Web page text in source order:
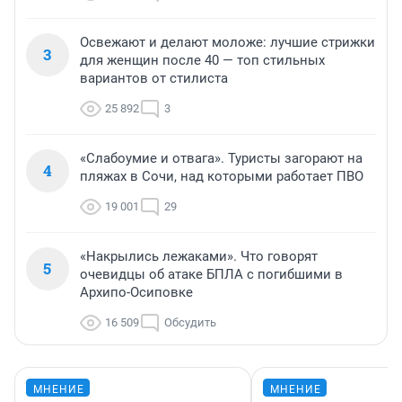
3
Освежают и делают моложе: лучшие стрижки
для женщин после 40 — топ стильных
вариантов от стилиста
25 892 3
4
«Слабоумие и отвага». Туристы загорают на
пляжах в Сочи, над которыми работает ПВО
19 001 29
5
«Накрылись лежаками». Что говорят
очевидцы об атаке БПЛА с погибшими в
Архипо-Осиповке
16 509 Обсудить
МНЕНИЕ МНЕНИЕ